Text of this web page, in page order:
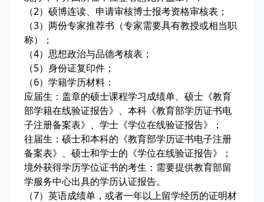
（2）硕博连读、申请审核博士报考资格审核表；
（3）两份专家推荐书（专家需要具有教授或相当职
称）；
（4）思想政治与品德考核表；
（5）身份证复印件；
（6）学籍学历材料：
应届生：盖章的硕士课程学习成绩单、硕士《教育
部学籍在线验证报告》、本科《教育部学历证书电
子注册备案表》、学士《学位在线验证报告》；
往届生：硕士和本科的《教育部学历证书电子注册
备案表》、硕士和学士的《学位在线验证报告》；
境外获得学历学位证书的考生：需要提供教育部留
学服务中心出具的学历认证报告。
（7）英语成绩单，或者一年以上留学经历的证明材